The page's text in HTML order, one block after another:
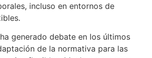
incluso en entornos de
generado debate en los últimos
de la normativa para las